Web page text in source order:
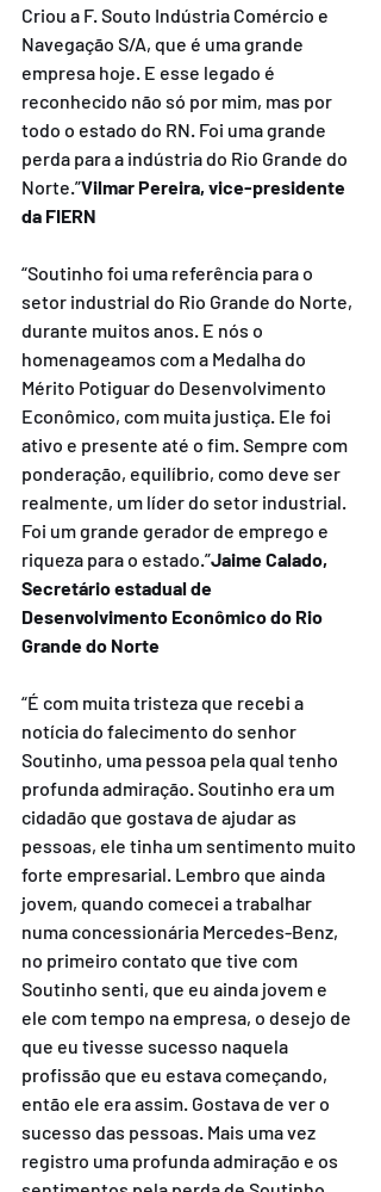
Criou a F. Souto Indústria Comércio e
Navegação S/A, que é uma grande
empresa hoje. E esse legado é
reconhecido não só por mim, mas por
todo o estado do RN. Foi uma grande
perda para a indústria do Rio Grande do
Norte.”Vilmar Pereira, vice-presidente
da FIERN
“Soutinho foi uma referência para o
setor industrial do Rio Grande do Norte,
durante muitos anos. E nós o
homenageamos com a Medalha do
Mérito Potiguar do Desenvolvimento
Econômico, com muita justiça. Ele foi
ativo e presente até o fim. Sempre com
ponderação, equilíbrio, como deve ser
realmente, um líder do setor industrial.
Foi um grande gerador de emprego e
riqueza para o estado.”Jaime Calado,
Secretário estadual de
Desenvolvimento Econômico do Rio
Grande do Norte
“É com muita tristeza que recebi a
notícia do falecimento do senhor
Soutinho, uma pessoa pela qual tenho
profunda admiração. Soutinho era um
cidadão que gostava de ajudar as
pessoas, ele tinha um sentimento muito
forte empresarial. Lembro que ainda
jovem, quando comecei a trabalhar
numa concessionária Mercedes-Benz,
no primeiro contato que tive com
Soutinho senti, que eu ainda jovem e
ele com tempo na empresa, o desejo de
que eu tivesse sucesso naquela
profissão que eu estava começando,
então ele era assim. Gostava de ver o
sucesso das pessoas. Mais uma vez
registro uma profunda admiração e os